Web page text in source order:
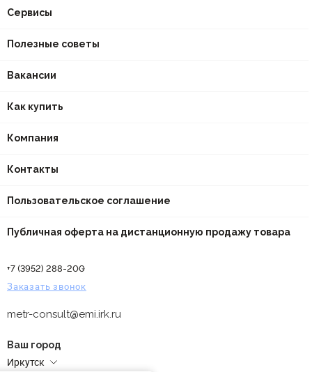
Сервисы
Полезные советы
Вакансии
Как купить
Компания
Контакты
Пользовательское соглашение
Публичная оферта на дистанционную продажу товара
+7 (3952) 288-200
Заказать звонок
metr-consult@emi.irk.ru
Ваш город
Иркутск